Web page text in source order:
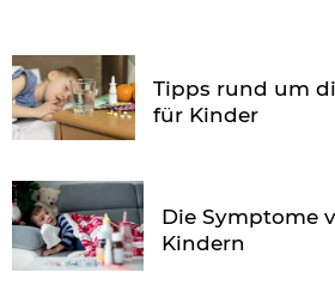
Tipps rund um
für Kinder
Die Symptome
Kindern